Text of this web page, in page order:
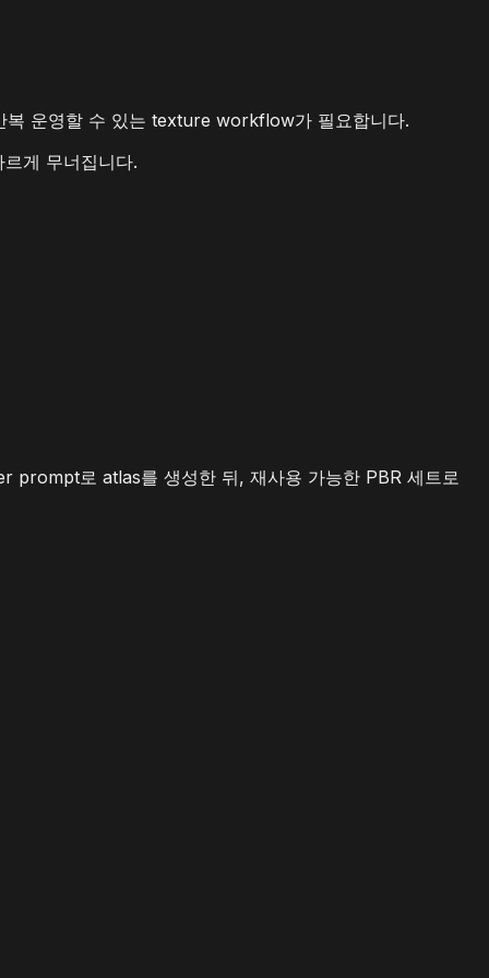
운영할 수 있는 texture workflow가 필요합니다.
게 무너집니다.
prompt로 atlas를 생성한 뒤, 재사용 가능한 PBR 세트로